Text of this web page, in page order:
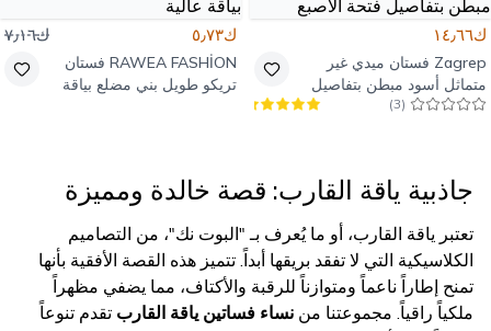
ك١٤٫٦٦
Zagrep فستان ميدي غير
متماثل أسود مبطن بتفاصيل
فتحة الأصبع (
3
)
ك٥٫٧٣ ك٧٫١٦
RAWEA FASHİON فستان
تريكو طويل بني مضلع بياقة
جاذبية ياقة القارب: قصة خالدة ومميزة
تعتبر ياقة القارب، أو ما يُعرف بـ "البوت نك"، من التصاميم
الكلاسيكية التي لا تفقد بريقها أبداً. تتميز هذه القصة الأفقية بأنها
تمنح إطاراً ناعماً ومتوازناً للرقبة والأكتاف، مما يضفي مظهراً
ملكياً راقياً. مجموعتنا من نساء فساتين ياقة القارب تقدم تنوعاً